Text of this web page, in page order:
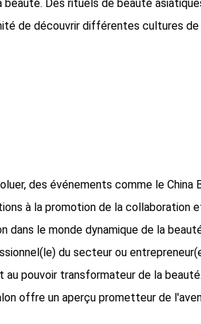
Des rituels de beauté
de découvrir différentes cultures
des événements comme le China
à la promotion de la collaboration
dans le monde dynamique de la
du secteur ou
pouvoir transformateur de la
offre un aperçu prometteur de